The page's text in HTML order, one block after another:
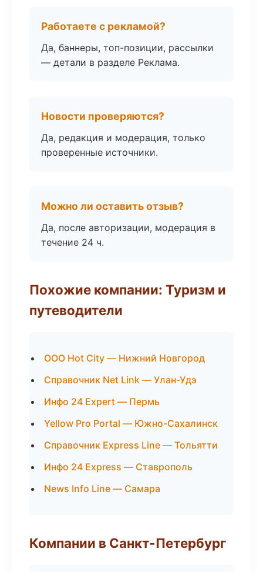
Работаете с рекламой?
Да, баннеры, топ-позиции, рассылки
— детали в разделе Реклама.
Новости проверяются?
Да, редакция и модерация, только
проверенные источники.
Можно ли оставить отзыв?
Да, после авторизации, модерация в
течение 24 ч.
Похожие компании: Туризм и
путеводители
ООО Hot City — Нижний Новгород
Справочник Net Link — Улан-Удэ
Инфо 24 Expert — Пермь
Yellow Pro Portal — Южно-Сахалинск
Справочник Express Line — Тольятти
Инфо 24 Express — Ставрополь
News Info Line — Самара
Компании в Санкт-Петербург